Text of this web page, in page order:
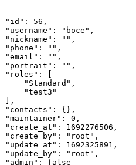
"id" : 56 ,
"username" : "boce" ,
"nickname" : "" ,
"phone" : "" ,
"email" : "" ,
"portrait" : "" ,
"roles" :
[
"Standard" ,
"test3"
] ,
"contacts" : {} ,
"maintainer" : 0 ,
"create_at" : 1692276506 ,
"create_by" : "root" ,
"update_at" : 1692325891 ,
"update_by" : "root" ,
"admin" :
false